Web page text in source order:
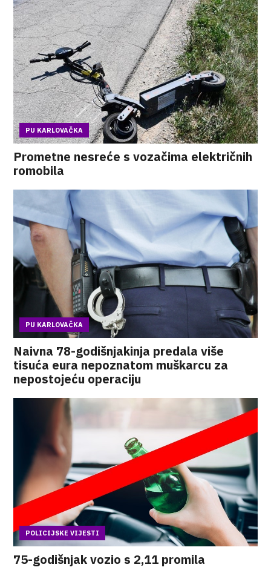
PU KARLOVAČKA
Prometne nesreće s vozačima električnih
romobila
PU KARLOVAČKA
Naivna 78-godišnjakinja predala više
tisuća eura nepoznatom muškarcu za
nepostojeću operaciju
POLICIJSKE VIJESTI
75-godišnjak vozio s 2,11 promila